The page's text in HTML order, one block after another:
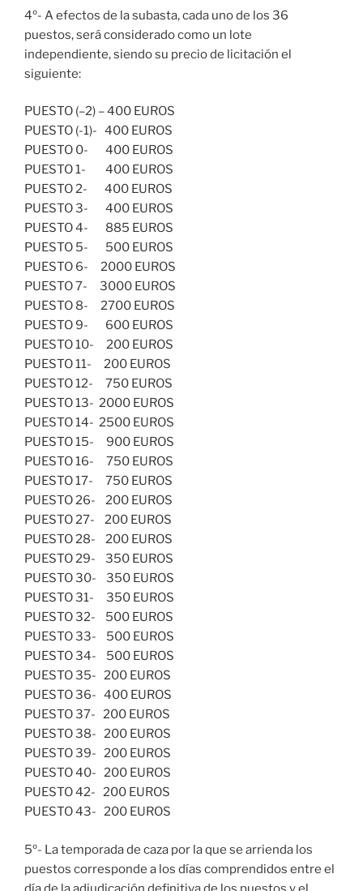
4º- A efectos de la subasta, cada uno de los 36
puestos, será considerado como un lote
independiente, siendo su precio de licitación el
siguiente:
PUESTO (–2) – 400 EUROS
PUESTO (-1)- 400 EUROS
PUESTO 0- 400 EUROS
PUESTO 1- 400 EUROS
PUESTO 2- 400 EUROS
PUESTO 3- 400 EUROS
PUESTO 4- 885 EUROS
PUESTO 5- 500 EUROS
PUESTO 6- 2000 EUROS
PUESTO 7- 3000 EUROS
PUESTO 8- 2700 EUROS
PUESTO 9- 600 EUROS
PUESTO 10- 200 EUROS
PUESTO 11- 200 EUROS
PUESTO 12- 750 EUROS
PUESTO 13- 2000 EUROS
PUESTO 14- 2500 EUROS
PUESTO 15- 900 EUROS
PUESTO 16- 750 EUROS
PUESTO 17- 750 EUROS
PUESTO 26- 200 EUROS
PUESTO 27- 200 EUROS
PUESTO 28- 200 EUROS
PUESTO 29- 350 EUROS
PUESTO 30- 350 EUROS
PUESTO 31- 350 EUROS
PUESTO 32- 500 EUROS
PUESTO 33- 500 EUROS
PUESTO 34- 500 EUROS
PUESTO 35- 200 EUROS
PUESTO 36- 400 EUROS
PUESTO 37- 200 EUROS
PUESTO 38- 200 EUROS
PUESTO 39- 200 EUROS
PUESTO 40- 200 EUROS
PUESTO 42- 200 EUROS
PUESTO 43- 200 EUROS
5º- La temporada de caza por la que se arrienda los
puestos corresponde a los días comprendidos entre el